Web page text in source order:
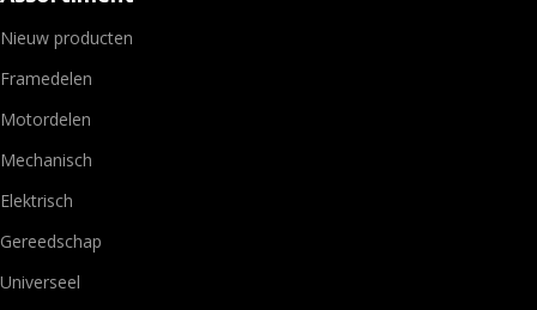
Nieuw producten
Framedelen
Motordelen
Mechanisch
Elektrisch
Gereedschap
Universeel